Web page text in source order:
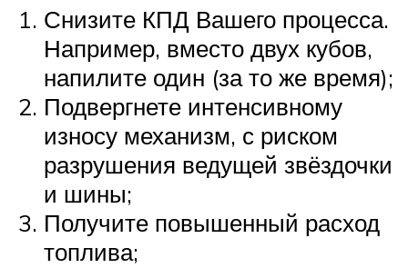
Снизите КПД Вашего процесса.
Например, вместо двух кубов,
напилите один (за то же время);
Подвергнете интенсивному
износу механизм, с риском
разрушения ведущей звёздочки
и шины;
Получите повышенный расход
топлива;